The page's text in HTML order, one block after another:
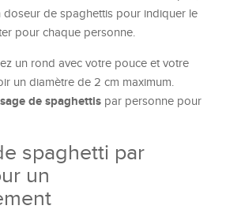
doseur de spaghettis pour indiquer le
pour chaque personne.
un rond avec votre pouce et votre
un diamètre de 2 cm maximum.
de spaghettis par personne pour
spaghetti par
un